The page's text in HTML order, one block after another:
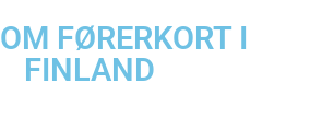
FØRERKORT I
FINLAND